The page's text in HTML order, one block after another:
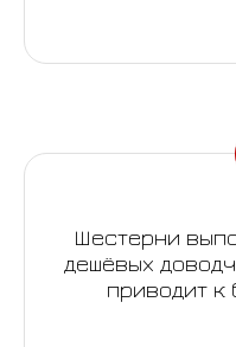
Шестерни
дешёвых
приводит к